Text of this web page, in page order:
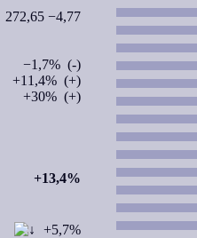
272,65 −4,77
−1,7% (-)
+11,4% (+)
+30% (+)
+13,4%
+5,7%